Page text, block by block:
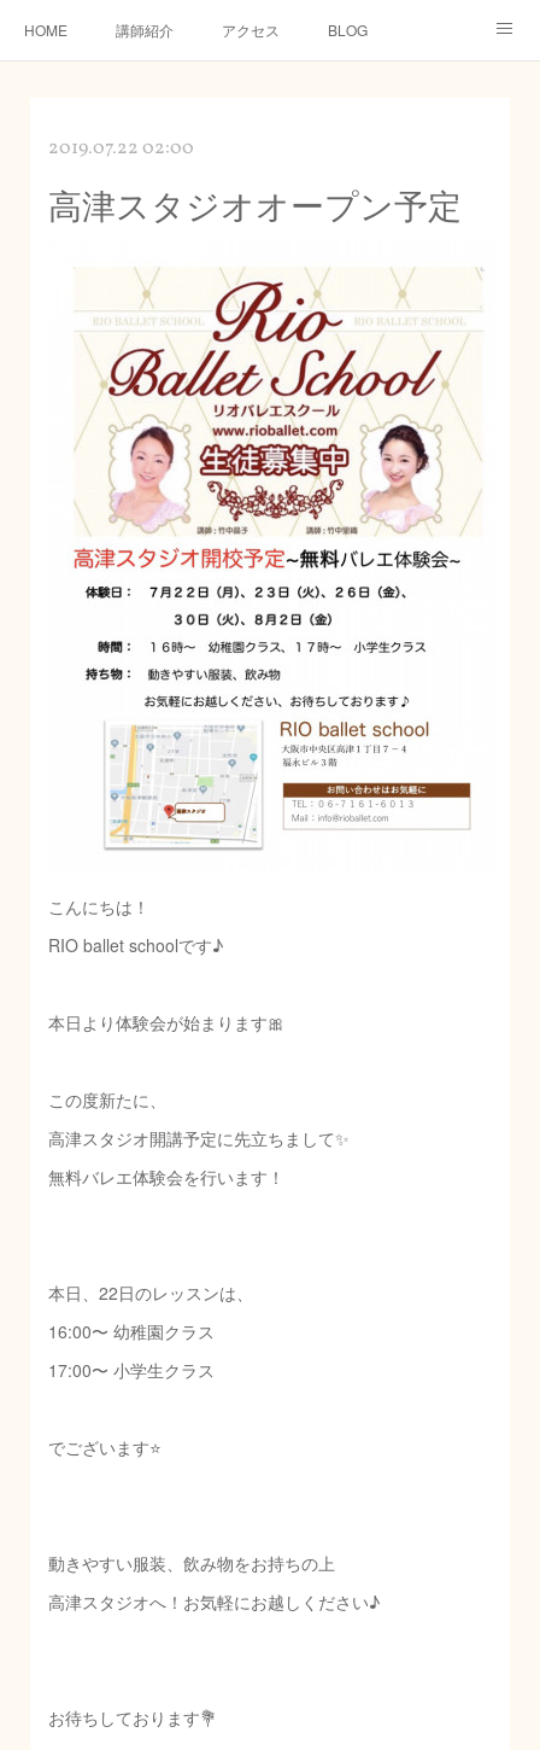
HOME 講師紹介 アクセス BLOG
2019.07.22 02:00
高津スタジオオープン予定
こんにちは！
RIO ballet schoolです♪
本日より体験会が始まります🎀
この度新たに、
高津スタジオ開講予定に先立ちまして✨
無料バレエ体験会を行います！
本日、22日のレッスンは、
16:00〜 幼稚園クラス
17:00〜 小学生クラス
でございます⭐️
動きやすい服装、飲み物をお持ちの上
高津スタジオへ！お気軽にお越しください♪
お待ちしております💐